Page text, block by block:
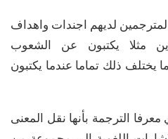
لديهم اجندات واهداف
مثلا يكتبون عن الشعوب
يختلف ذلك تماما عندما يكتبون
الترجمة بأنها نقل المعنى